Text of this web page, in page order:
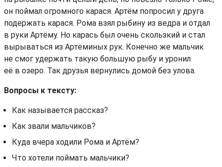
он поймал огромного карася. Артём попросил у друга
подержать карася. Рома взял рыбину из ведра и отдал
в руки Артёму. Но карась был очень скользкий и стал
вырываться из Артёминых рук. Конечно же мальчик
не смог удержать такую большую рыбу и уронил
её в озеро. Так друзья вернулись домой без улова.
Вопросы к тексту:
Как называется рассказ?
Как звали мальчиков?
Куда вчера ходили Рома и Артём?
Что хотели поймать мальчики?